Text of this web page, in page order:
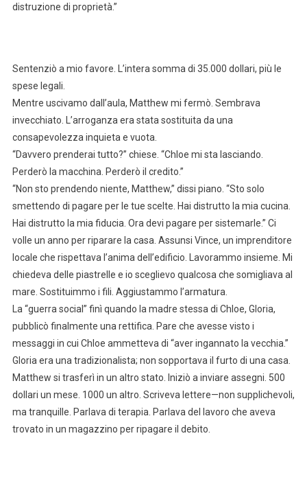
distruzione di proprietà.”
Sentenziò a mio favore. L’intera somma di 35.000 dollari, più le
spese legali.
Mentre uscivamo dall’aula, Matthew mi fermò. Sembrava
invecchiato. L’arroganza era stata sostituita da una
consapevolezza inquieta e vuota.
“Davvero prenderai tutto?” chiese. “Chloe mi sta lasciando.
Perderò la macchina. Perderò il credito.”
“Non sto prendendo niente, Matthew,” dissi piano. “Sto solo
smettendo di pagare per le tue scelte. Hai distrutto la mia cucina.
Hai distrutto la mia fiducia. Ora devi pagare per sistemarle.” Ci
volle un anno per riparare la casa. Assunsi Vince, un imprenditore
locale che rispettava l’anima dell’edificio. Lavorammo insieme. Mi
chiedeva delle piastrelle e io sceglievo qualcosa che somigliava al
mare. Sostituimmo i fili. Aggiustammo l’armatura.
La “guerra social” finì quando la madre stessa di Chloe, Gloria,
pubblicò finalmente una rettifica. Pare che avesse visto i
messaggi in cui Chloe ammetteva di “aver ingannato la vecchia.”
Gloria era una tradizionalista; non sopportava il furto di una casa.
Matthew si trasferì in un altro stato. Iniziò a inviare assegni. 500
dollari un mese. 1000 un altro. Scriveva lettere—non supplichevoli,
ma tranquille. Parlava di terapia. Parlava del lavoro che aveva
trovato in un magazzino per ripagare il debito.